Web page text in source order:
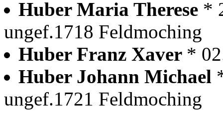
Huber Maria Therese *
ungef.1718 Feldmoching
Huber Franz Xaver *
Huber Johann Michael
ungef.1721 Feldmoching